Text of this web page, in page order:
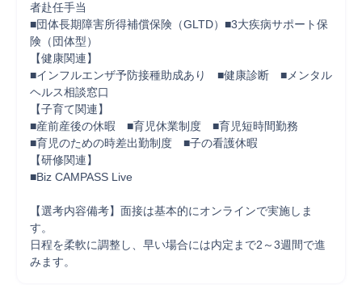
者赴任手当
■団体長期障害所得補償保険（GLTD）■3大疾病サポート保
険（団体型）
【健康関連】
■インフルエンザ予防接種助成あり　■健康診断　■メンタル
ヘルス相談窓口
【子育て関連】
■産前産後の休暇　■育児休業制度　■育児短時間勤務
■育児のための時差出勤制度　■子の看護休暇
【研修関連】
■Biz CAMPASS Live
【選考内容備考】面接は基本的にオンラインで実施しま
す。
日程を柔軟に調整し、早い場合には内定まで2～3週間で進
みます。